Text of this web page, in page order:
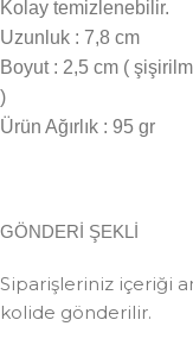
Kolay temizlenebilir.
Uzunluk : 7,8 cm
Boyut : 2,5 cm (
)
Ürün Ağırlık : 95 gr
GÖNDERİ ŞEKLİ
Siparişleriniz içeriği
kolide gönderilir.